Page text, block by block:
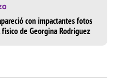
con impactantes fotos
de Georgina Rodríguez